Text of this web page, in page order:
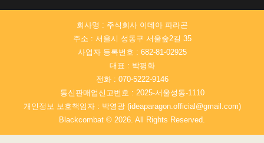
회사명 : 주식회사 이데아 파라곤
주소 : 서울시 성동구 서울숲2길 35
사업자 등록번호 : 682-81-02925
대표 : 박평화
전화 : 070-5222-9146
통신판매업신고번호 : 2025-서울성동-1110
개인정보 보호책임자 : 박영광 (ideaparagon.official@gmail.com)
Blackcombat © 2026. All Rights Reserved.